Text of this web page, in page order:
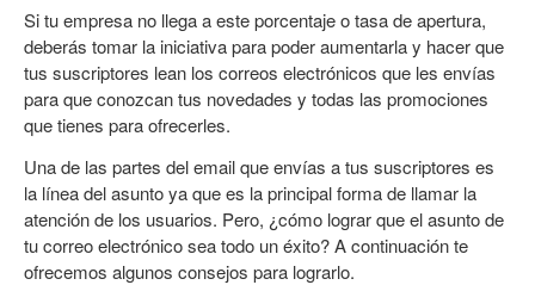
Si tu empresa no llega a este porcentaje o tasa de apertura,
deberás tomar la iniciativa para poder aumentarla y hacer que
tus suscriptores lean los correos electrónicos que les envías
para que conozcan tus novedades y todas las promociones
que tienes para ofrecerles.
Una de las partes del email que envías a tus suscriptores es
la línea del asunto ya que es la principal forma de llamar la
atención de los usuarios. Pero, ¿cómo lograr que el asunto de
tu correo electrónico sea todo un éxito? A continuación te
ofrecemos algunos consejos para lograrlo.